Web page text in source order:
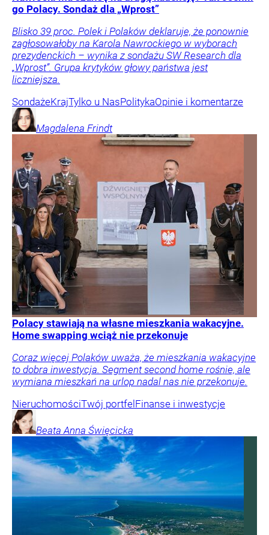
go Polacy. Sondaż dla „Wprost”
Blisko 39 proc. Polek i Polaków deklaruje, że ponownie
zagłosowałoby na Karola Nawrockiego w wyborach
prezydenckich – wynika z sondażu SW Research dla
„Wprost”. Grupa krytyków głowy państwa jest
liczniejsza.
SondażeKrajTylko u NasPolitykaOpinie i komentarze
Magdalena Frindt
Polacy stawiają na własne mieszkania wakacyjne.
Home swapping wciąż nie przekonuje
Coraz więcej Polaków uważa, że mieszkania wakacyjne
to dobra inwestycja. Segment second home rośnie, ale
wymiana mieszkań na urlop nadal nas nie przekonuje.
NieruchomościTwój portfelFinanse i inwestycje
Beata Anna Święcicka